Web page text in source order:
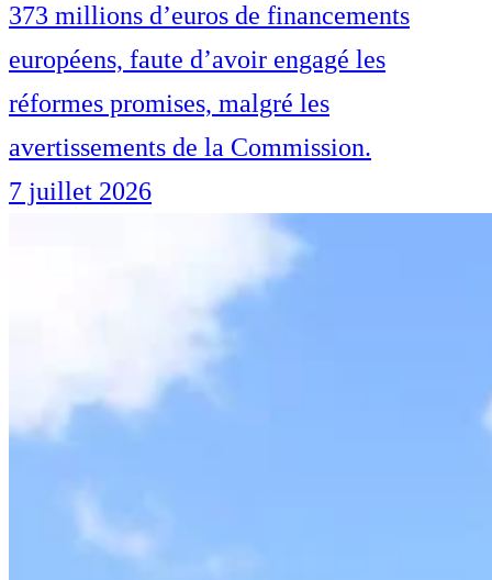
373 millions d’euros de financements
européens, faute d’avoir engagé les
réformes promises, malgré les
avertissements de la Commission.
7 juillet 2026